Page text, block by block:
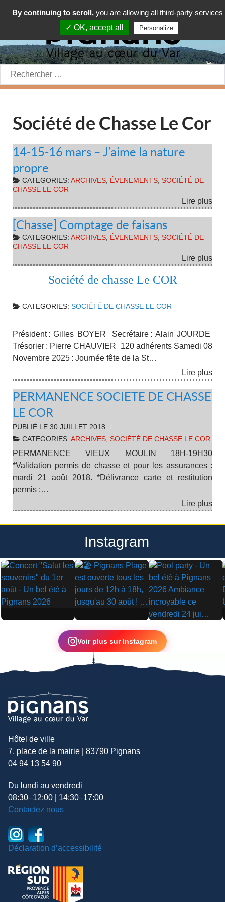
Rechercher:
Société de Chasse Le Cor
14-15-16 mars – J’aime la nature
propre
CATEGORIES: ARCHIVES, ÉVENEMENTS, SOCIÉTÉ DE
CHASSE LE COR
Lire plus
[Chasse] Comptage de faisans
CATEGORIES: ARCHIVES, ÉVENEMENTS, SOCIÉTÉ DE
CHASSE LE COR
Lire plus
Société de chasse Le COR
CATEGORIES: SOCIÉTÉ DE CHASSE LE COR
Président : Gilles BOYER Secrétaire : Alain JOURDE
Trésorier : Pierre CHAUVIER 120 adhérents Samedi 08
Novembre 2025 : Journée fête de la St…
Lire plus
PERMANENCE SOCIETE DE CHASSE
LE COR
PUBLIÉ LE 30 JUILLET 2018
CATEGORIES: ARCHIVES SOCIÉTÉ DE CHASSE LE COR
PERMANENCE VIEUX MOULIN 18H-19H30
*Validation permis de chasse et pour les assurances :
mardi 21 août 2018. *Délivrance carte et restitution
permis :…
Lire plus
Instagram
▶ ▶
▶
Voir plus sur Instagram
Hôtel de ville
7, place de la mairie | 83790 Pignans
04 94 13 54 90
Du lundi au vendredi
08:30–12:00 | 14:30–17:00
Contactez nous
Déclaration d’accessibilité
By continuing to scroll, you are allowing all third-party services
✓ OK, accept all
Personalize